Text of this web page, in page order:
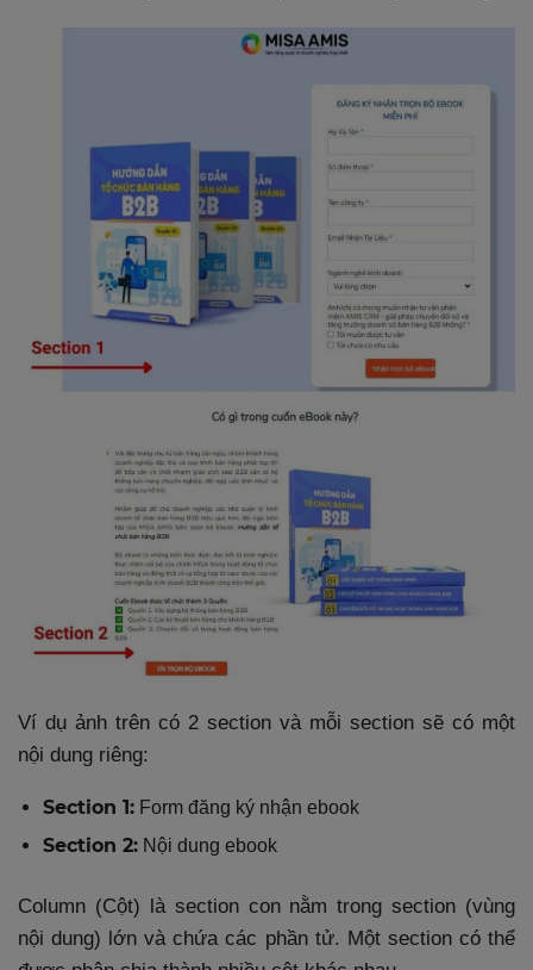
Ví dụ ảnh trên có 2 section và mỗi section sẽ có một
nội dung riêng:
Section 1: Form đăng ký nhận ebook
Section 2: Nội dung ebook
Column (Cột) là section con nằm trong section (vùng
nội dung) lớn và chứa các phần tử. Một section có thể